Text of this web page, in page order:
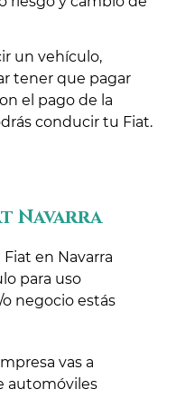
un vehículo,
tener que pagar
el pago de la
conducir tu Fiat.
Navarra
en Navarra
para uso
negocio estás
vas a
automóviles